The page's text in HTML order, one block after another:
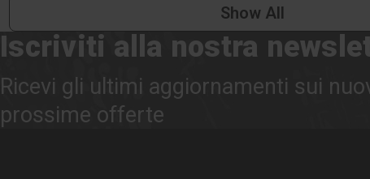
Show All
Iscriviti alla nostra
Ricevi gli ultimi aggiornamenti sui
prossime offerte